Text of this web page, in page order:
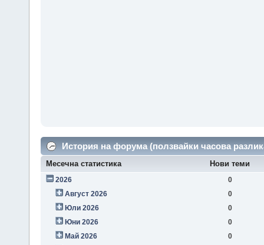
История на форума (ползвайки часова
Месечна статистика Нови теми
2026
0
Август 2026
0
Юли 2026
0
Юни 2026
0
Май 2026
0